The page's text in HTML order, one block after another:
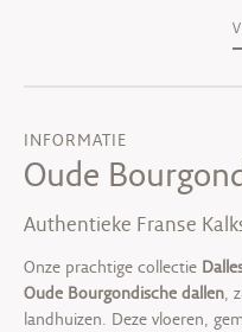
INFORMATIE
Oude
Authentieke Franse
Onze prachtige collectie
Oude Bourgondische dallen,
landhuizen. Deze vloeren,